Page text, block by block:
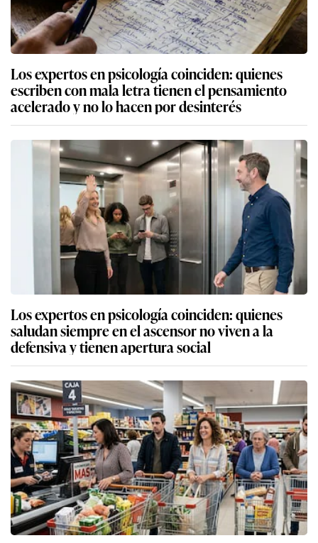
Los expertos en psicología coinciden: quienes
escriben con mala letra tienen el pensamiento
acelerado y no lo hacen por desinterés
Los expertos en psicología coinciden: quienes
saludan siempre en el ascensor no viven a la
defensiva y tienen apertura social